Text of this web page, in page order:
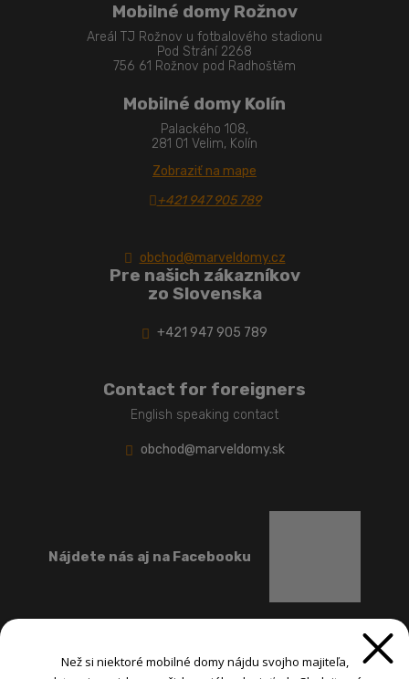
Mobilné domy Rožnov
Areál TJ Rožnov u fotbalového stadionu
Pod Strání 2268
756 61 Rožnov pod Radhoštěm
Mobilné domy Kolín
Palackého 108,
281 01 Velim, Kolín
Zobraziť na mape
+421 947 905 789
obchod@marveldomy.cz
Pre našich zákazníkov
zo Slovenska
+421 947 905 789
Contact for foreigners
English speaking contact
obchod@marveldomy.sk
Nájdete nás aj na Facebooku
Než si niektoré mobilné domy nájdu svojho majiteľa,